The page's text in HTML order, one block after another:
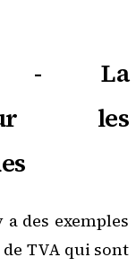
- La
les
des exemples
TVA qui sont